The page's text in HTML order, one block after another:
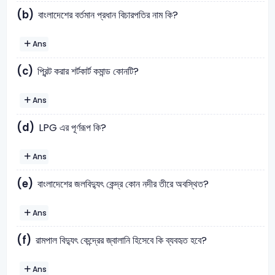
(b) বাংলাদেশের বর্তমান প্রধান বিচারপতির নাম কি?
Ans
(c) প্রিন্ট করার শর্টকার্ট কমান্ড কোনটি?
Ans
(d) LPG এর পূর্ণরূপ কি?
Ans
(e) বাংলাদেশের জলবিদ্যুৎ কেন্দ্র কোন নদীর তীরে অবস্থিত?
Ans
(f) রামপাল বিদ্যুৎ কেন্দ্রের জ্বালানি হিসেবে কি ব্যবহৃত হবে?
Ans